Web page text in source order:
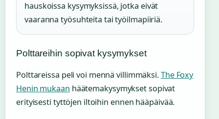
hauskoissa kysymyksissä, jotka eivät
vaaranna työsuhteita tai työilmapiiriä.
Polttareihin sopivat kysymykset
Polttareissa peli voi mennä villimmäksi.The Foxy
Henin mukaan häätemakysymykset sopivat
erityisesti tyttöjen iltoihin ennen hääpäivää.